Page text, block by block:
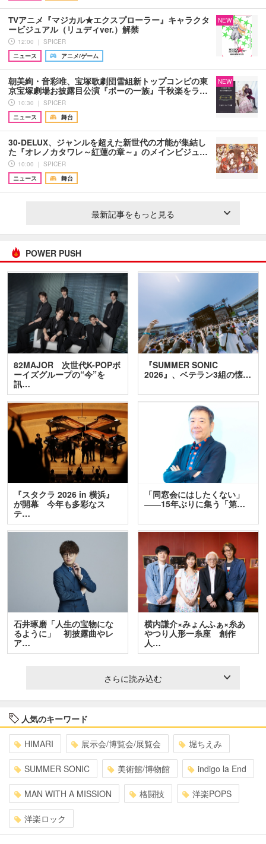
TVアニメ『マジカル★エクスプローラー』キャラクタ
ービジュアル（リュディver.）解禁
12:00 ｜ SPICER
ニュース
アニメ/ゲーム
NEW
朝美絢・音彩唯、宝塚歌劇団雪組新トップコンビの東
京宝塚劇場お披露目公演『ポーの一族』千秋楽をラ…
10:30 ｜ SPICER
ニュース
舞台
NEW
30-DELUX、ジャンルを超えた新世代の才能が集結し
た『オレノカタワレ～紅蓮の章～』のメインビジュ…
10:00 ｜ SPICER
ニュース
舞台
最新記事をもっと見る
POWER PUSH
82MAJOR 次世代K-POPボ
ーイズグループの“今”を
訊…
『SUMMER SONIC
2026』、ベテラン3組の懐…
『スタクラ 2026 in 横浜』
が開幕 今年も多彩なス
テ…
「同窓会にはしたくない」
――15年ぶりに集う「第…
石井琢磨「人生の宝物にな
るように」 初披露曲やレ
ア…
横内謙介×みょんふぁ×糸あ
やつり人形一糸座 創作
人…
さらに読み込む
人気のキーワード
HIMARI 展示会/博覧会/展覧会 堀ちえみ
SUMMER SONIC 美術館/博物館 indigo la End
MAN WITH A MISSION 格闘技 洋楽POPS
洋楽ロック